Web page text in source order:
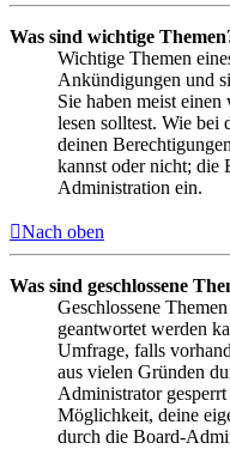
Was sind wichtige
Wichtige Themen
Ankündigungen und
Sie haben meist
lesen solltest. Wie bei
deinen
kannst oder nicht; die
Administration ein.
Nach oben
Was sind geschlossene
Geschlossene
geantwortet werden
Umfrage, falls
aus vielen Gründen
Administrator
Möglichkeit, deine
durch die Board-